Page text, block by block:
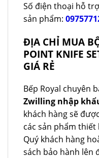
Số điện thoại hỗ
sản phẩm:
ĐỊA CHỈ MUA
POINT KNIFE
GIÁ RẺ
Bếp Royal chuyên
Zwilling nhập
khách hàng sẽ
các sản phẩm thiết
Quý khách hàng
sách bảo hành lên